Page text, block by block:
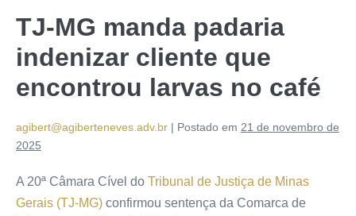
TJ-MG manda padaria
indenizar cliente que
encontrou larvas no café
agibert@agiberteneves.adv.br | Postado em 21 de novembro de
2025
A 20ª Câmara Cível do Tribunal de Justiça de Minas
Gerais (TJ-MG) confirmou sentença da Comarca de